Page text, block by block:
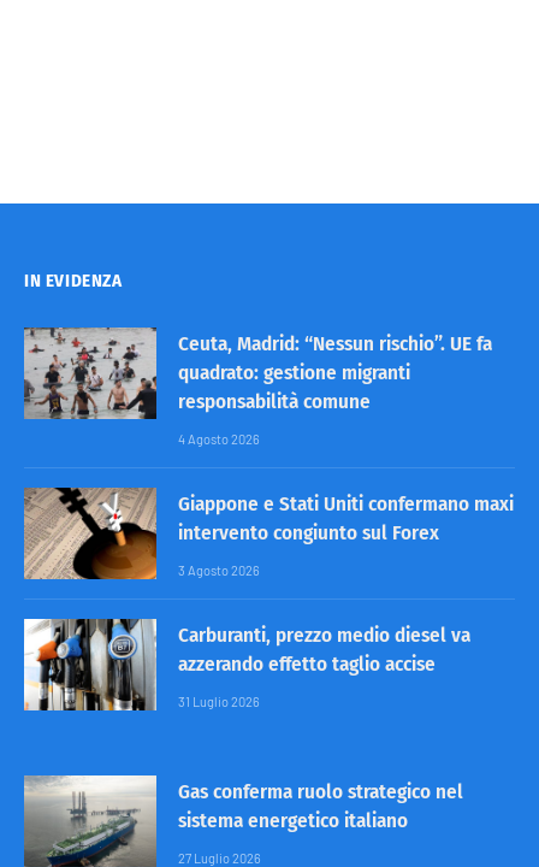
IN EVIDENZA
Ceuta, Madrid: “Nessun rischio”. UE fa
quadrato: gestione migranti
responsabilità comune
4 Agosto 2026
Giappone e Stati Uniti confermano maxi
intervento congiunto sul Forex
3 Agosto 2026
Carburanti, prezzo medio diesel va
azzerando effetto taglio accise
31 Luglio 2026
Gas conferma ruolo strategico nel
sistema energetico italiano
27 Luglio 2026